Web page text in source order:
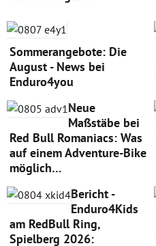
Sommerangebote: Die
August - News bei
Enduro4you
Neue
Maßstäbe bei
Red Bull Romaniacs: Was
auf einem Adventure-Bike
möglich…
Bericht -
Enduro4Kids
am RedBull Ring,
Spielberg 2026: